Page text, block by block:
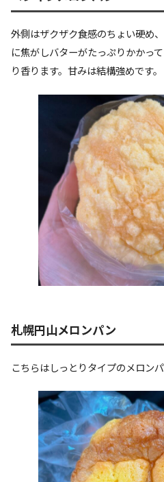
外側はザクザク食感のちょい硬め
に焦がしバターがたっぷりかかっ
り香ります。甘みは結構強めです。
札幌円山メロンパン
こちらはしっとりタイプのメロンパ